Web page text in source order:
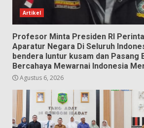
Artikel
Profesor Minta Presiden RI
Aparatur Negara Di Seluruh
bendera luntur kusam dan Pasang
Bercahaya Mewarnai Indonesia
Agustus 6, 2026